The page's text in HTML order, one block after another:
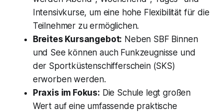
Intensivkurse, um eine hohe Flexibilität für die
Teilnehmer zu ermöglichen.
Breites Kursangebot: Neben SBF Binnen
und See können auch Funkzeugnisse und
der Sportküstenschifferschein (SKS)
erworben werden.
Praxis im Fokus: Die Schule legt großen
Wert auf eine umfassende praktische